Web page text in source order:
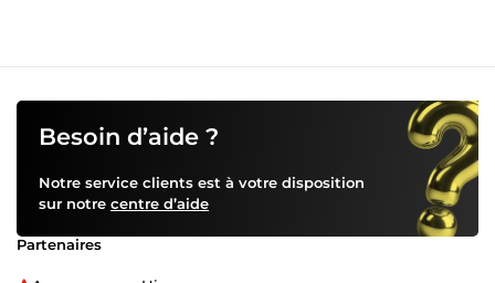
Besoin d’aide ?
Notre service clients est à votre disposition
sur notre centre d’aide
Partenaires